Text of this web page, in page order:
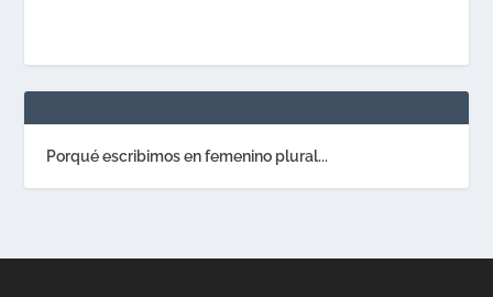
Porqué escribimos en femenino plural...